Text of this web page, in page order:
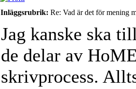
Inläggsrubrik: Re: Vad är det för mening
Jag kanske ska
de delar av
skrivprocess.